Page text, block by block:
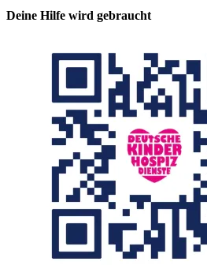
Deine Hilfe wird gebraucht